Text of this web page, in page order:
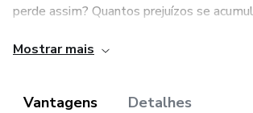
perde assim? Quantos prejuízos se
bem emocionalmente dentro do
simplicidade.
Mostrar mais
Vantagens Detalhes